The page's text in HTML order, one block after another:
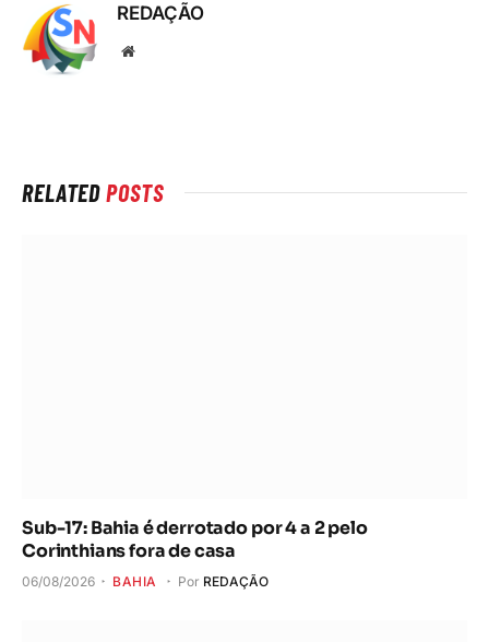
REDAÇÃO
Local
RELATEDPOSTS
Sub-17: Bahia é derrotado por 4 a 2 pelo
Corinthians fora de casa
06/08/2026 BAHIA Por REDAÇÃO